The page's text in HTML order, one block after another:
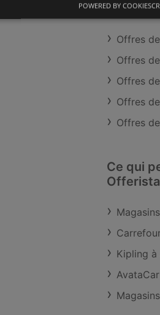
Offres
Offres
Offres
Offres
Offres
Ce qui
Offerista
Kipling à
POWERED BY